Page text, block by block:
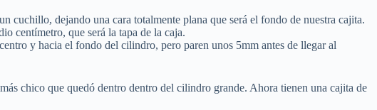
cuchillo, dejando una cara totalmente plana que será el fondo de nuestra cajita.
centímetro, que será la tapa de la caja.
y hacia el fondo del cilindro, pero paren unos 5mm antes de llegar al
chico que quedó dentro dentro del cilindro grande. Ahora tienen una cajita de